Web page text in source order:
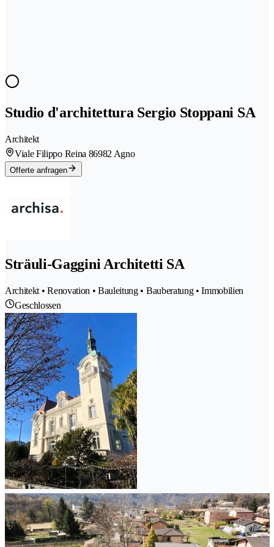
Studio d'architettura Sergio Stoppani SA
Architekt
Viale Filippo Reina 86982 Agno
Offerte anfragen
Sträuli-Gaggini Architetti SA
Architekt • Renovation • Bauleitung • Bauberatung • Immobilien
Geschlossen